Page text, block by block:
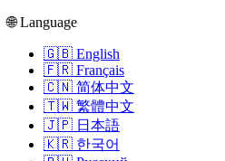
🌐 Language
🇬🇧 English
🇫🇷 Français
🇨🇳 简体中文
🇹🇼 繁體中文
🇯🇵 日本語
🇰🇷 한국어